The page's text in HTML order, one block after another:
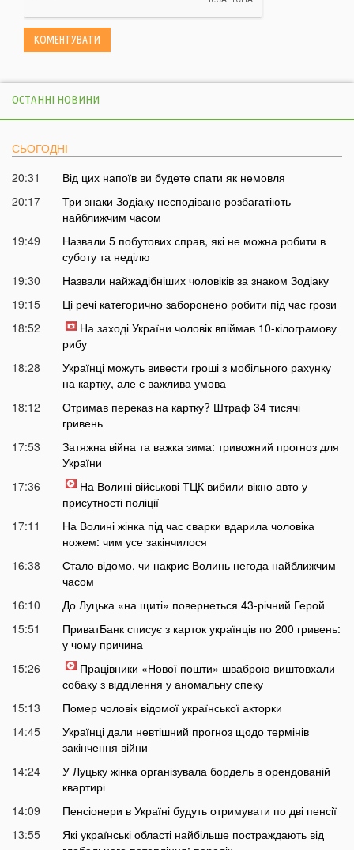
ОСТАННІ НОВИНИ
СЬОГОДНІ
20:31
Від цих напоїв ви будете спати як немовля
20:17
Три знаки Зодіаку несподівано розбагатіють
найближчим часом
19:49
Назвали 5 побутових справ, які не можна робити в
суботу та неділю
19:30
Назвали найжадібніших чоловіків за знаком Зодіаку
19:15
Ці речі категорично заборонено робити під час грози
18:52
На заході України чоловік впіймав 10-кілограмову
рибу
18:28
Українці можуть вивести гроші з мобільного рахунку
на картку, але є важлива умова
18:12
Отримав переказ на картку? Штраф 34 тисячі
гривень
17:53
Затяжна війна та важка зима: тривожний прогноз для
України
17:36
На Волині військові ТЦК вибили вікно авто у
присутності поліції
17:11
На Волині жінка під час сварки вдарила чоловіка
ножем: чим усе закінчилося
16:38
Стало відомо, чи накриє Волинь негода найближчим
часом
16:10
До Луцька «на щиті» повернеться 43-річний Герой
15:51
ПриватБанк списує з карток українців по 200 гривень:
у чому причина
15:26
Працівники «Нової пошти» шваброю виштовхали
собаку з відділення у аномальну спеку
15:13
Помер чоловік відомої української акторки
14:45
Українці дали невтішний прогноз щодо термінів
закінчення війни
14:24
У Луцьку жінка організувала бордель в орендованій
квартирі
14:09
Пенсіонери в Україні будуть отримувати по дві пенсії
13:55
Які українські області найбільше постраждають від